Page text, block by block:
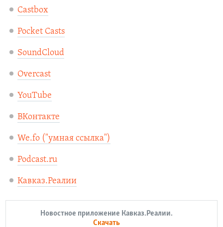
Castbox
Pocket Casts
SoundCloud
Overcast
YouTube
ВКонтакте
We.fo ("умная ссылка")
Podcast.ru
Кавказ.Реалии
Новостное приложение Кавказ.Реалии.
Скачать